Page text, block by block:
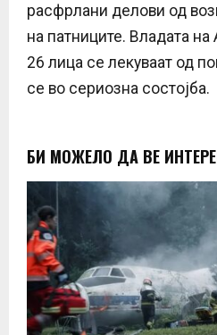
расфрлани делови од
на патниците. Владата на
26 лица се лекуваат од
се во сериозна состојба.
БИ МОЖЕЛО ДА ВЕ